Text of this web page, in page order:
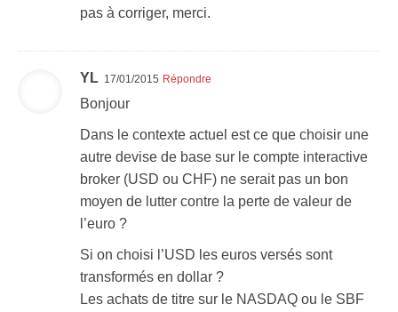
pas à corriger, merci.
YL 17/01/2015 Répondre
Bonjour
Dans le contexte actuel est ce que choisir une
autre devise de base sur le compte interactive
broker (USD ou CHF) ne serait pas un bon
moyen de lutter contre la perte de valeur de
l’euro ?
Si on choisi l’USD les euros versés sont
transformés en dollar ?
Les achats de titre sur le NASDAQ ou le SBF